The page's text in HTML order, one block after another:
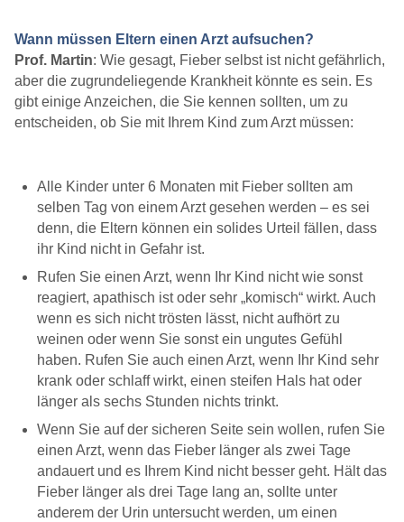
Wann müssen Eltern einen Arzt aufsuchen?
Prof. Martin: Wie gesagt, Fieber selbst ist nicht gefährlich,
aber die zugrundeliegende Krankheit könnte es sein. Es
gibt einige Anzeichen, die Sie kennen sollten, um zu
entscheiden, ob Sie mit Ihrem Kind zum Arzt müssen:
Alle Kinder unter 6 Monaten mit Fieber sollten am
selben Tag von einem Arzt gesehen werden – es sei
denn, die Eltern können ein solides Urteil fällen, dass
ihr Kind nicht in Gefahr ist.
Rufen Sie einen Arzt, wenn Ihr Kind nicht wie sonst
reagiert, apathisch ist oder sehr „komisch“ wirkt. Auch
wenn es sich nicht trösten lässt, nicht aufhört zu
weinen oder wenn Sie sonst ein ungutes Gefühl
haben. Rufen Sie auch einen Arzt, wenn Ihr Kind sehr
krank oder schlaff wirkt, einen steifen Hals hat oder
länger als sechs Stunden nichts trinkt.
Wenn Sie auf der sicheren Seite sein wollen, rufen Sie
einen Arzt, wenn das Fieber länger als zwei Tage
andauert und es Ihrem Kind nicht besser geht. Hält das
Fieber länger als drei Tage lang an, sollte unter
anderem der Urin untersucht werden, um einen